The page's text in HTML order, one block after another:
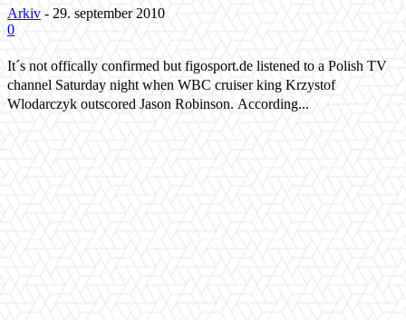
Arkiv - 29. september 2010
0
It´s not offically confirmed but figosport.de listened to a Polish TV
channel Saturday night when WBC cruiser king Krzystof
Wlodarczyk outscored Jason Robinson. According...